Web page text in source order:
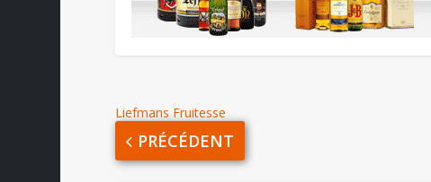
Liefmans Fruitesse
PRÉCÉDENT